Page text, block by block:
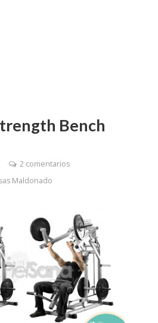
Bench
2 comentarios
Maldonado